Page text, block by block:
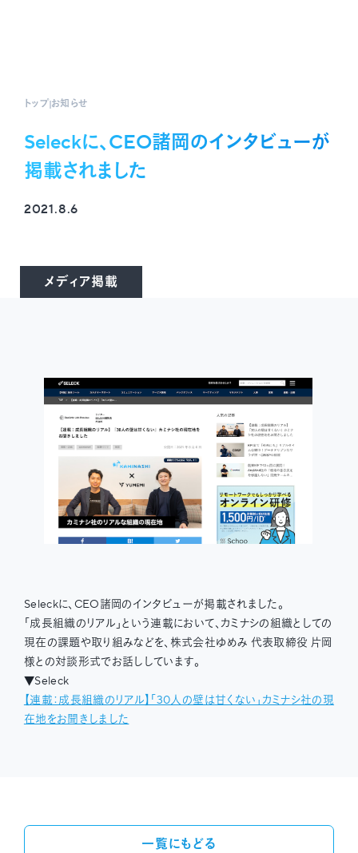
トップお知らせ
Seleckに、CEO諸岡のインタビューが
掲載されました
2021.8.6
メディア掲載
Seleckに、CEO諸岡のインタビューが掲載されました。
「成長組織のリアル」という連載において、カミナシの組織としての
現在の課題や取り組みなどを、株式会社ゆめみ 代表取締役 片岡
様との対談形式でお話ししています。
▼Seleck
【連載：成長組織のリアル】「30人の壁は甘くない」カミナシ社の現
在地をお聞きしました
一覧にもどる